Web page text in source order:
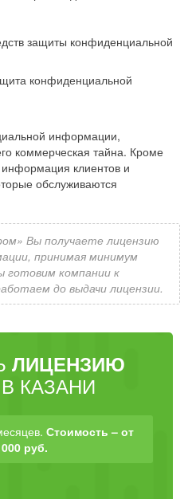
защиты конфиденциальной
конфиденциальной
информации,
коммерческая тайна. Кроме
клиентов и
обслуживаются
Вы получаете лицензию
принимая минимум
готовим компании к
до выдачи лицензии.
ЛИЦЕНЗИЮ
КАЗАНИ
Стоимость – от
руб.